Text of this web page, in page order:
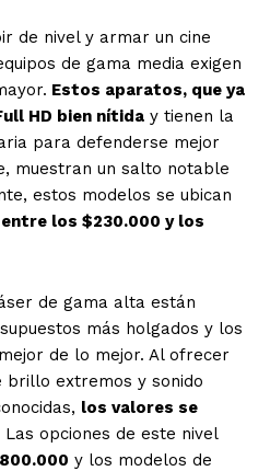
de nivel y armar un cine
de gama media exigen
Estos aparatos, que ya
HD bien nítida y tienen la
para defenderse mejor
muestran un salto notable
estos modelos se ubican
los $230.000 y los
de gama alta están
más holgados y los
de lo mejor. Al ofrecer
brillo extremos y sonido
los valores se
Las opciones de este nivel
y los modelos de